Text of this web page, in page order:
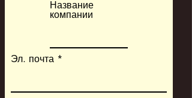
Название
компании
Эл. почта